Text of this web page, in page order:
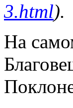
3.html).
На